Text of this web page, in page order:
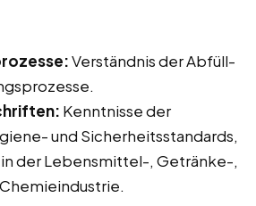
Verständnis der Abfüll-
Kenntnisse der
und Sicherheitsstandards,
der Lebensmittel-, Getränke-,